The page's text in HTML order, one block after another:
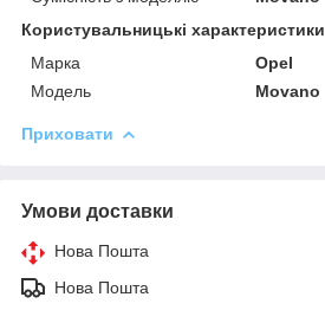
Користувальницькі характеристики
Марка
Opel
Модель
Movano
Приховати
Умови доставки
Нова Пошта
Нова Пошта